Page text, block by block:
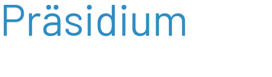
zum
Inhalt
Präsidium